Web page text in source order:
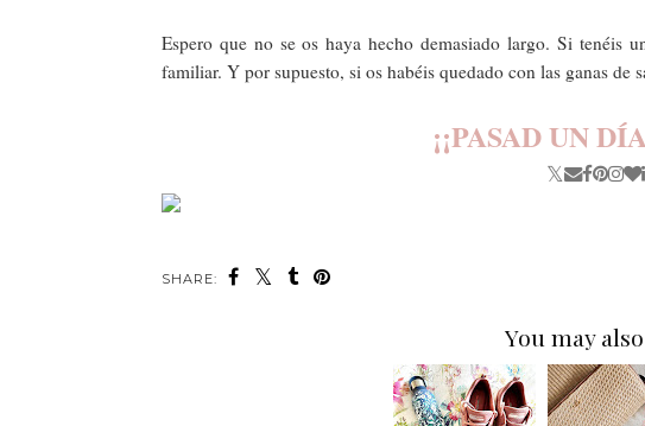
Espero que no se os haya hecho demasiado largo. Si tenéis
familiar. Y por supuesto, si os habéis quedado con las ganas de
¡¡PASAD UN
SHARE:
You may